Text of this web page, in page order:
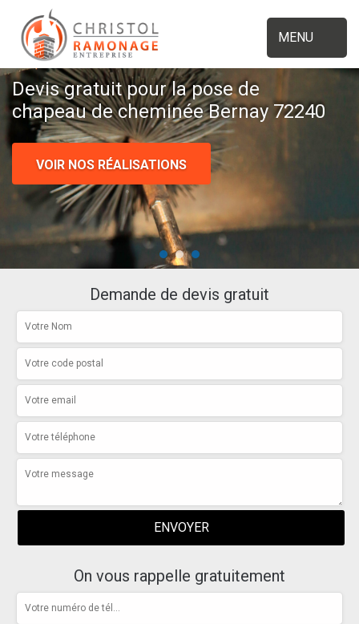
MENU
Devis gratuit pour la pose de
chapeau de cheminée Bernay 72240
VOIR NOS RÉALISATIONS
Demande de devis gratuit
On vous rappelle gratuitement